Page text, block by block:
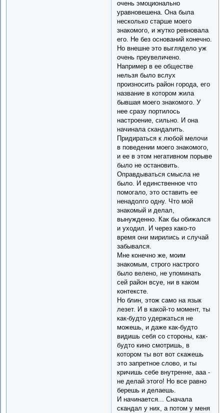
очень эмоционально
уравновешена. Она была
несколько старше моего
знакомого, и жутко ревновала
его. Не без оснований конечно.
Но внешне это выглядело уж
очень преувеличено.
Например в ее обществе
нельзя было вслух
произносить район города, его
название в котором жила
бывшая моего знакомого. У
нее сразу портилось
настроение, сильно. И она
начинала скандалить.
Придираться к любой мелочи
в поведении моего знакомого,
и ее в этом негативном порыве
было не остановить.
Оправдываться смысла не
было. И единственное что
помогало, это оставить ее
ненадолго одну. Что мой
знакомый и делал,
вынужденно. Как бы обижался
и уходил. И через како-то
время они мирились и случай
забывался.
Мне конечно же, моим
знакомым, строго настрого
было велено, не упоминать
сей район всуе, ни в каком
контексте.
Но блин, этож само на язык
лезет. И в какой-то момент, ты
как-будто удержаться не
можешь, и даже как-будто
видишь себя со стороны, как-
будто кино смотришь, в
котором ты вот вот скажешь
это запретное слово, и ты
кричишь себе внутренне, ааа -
не делай этого! Но все равно
берешь и делаешь.
И начинается... Сначала
скандал у них, а потом у меня